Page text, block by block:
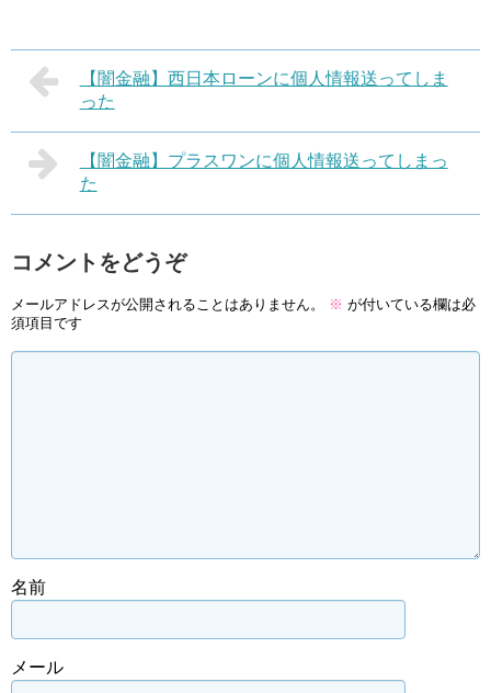
【闇金融】西日本ローンに個人情報送ってしま
った
【闇金融】プラスワンに個人情報送ってしまっ
た
コメントをどうぞ
メールアドレスが公開されることはありません。 ※ が付いている欄は必
須項目です
名前
メール